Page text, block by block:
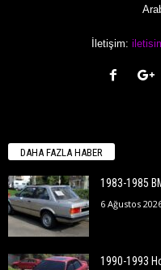
İletişim:
DAHA FAZLA HABER
1983-1985
6 Ağustos
1990-1993